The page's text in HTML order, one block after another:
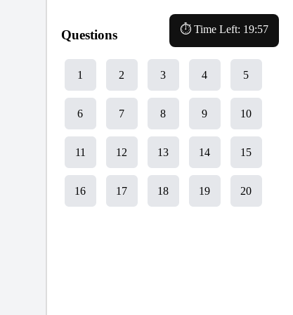
⏱ Time Left: 19:57
Questions
1 2 3 4 5
6 7 8 9 10
11 12 13 14 15
16 17 18 19 20